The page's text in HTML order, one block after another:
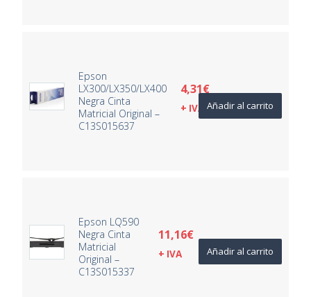
Epson
LX300/LX350/LX400
Negra Cinta
Matricial Original –
C13S015637
4,31€
+ IVA Añadir al carrito
Epson LQ590
Negra Cinta
Matricial
Original –
C13S015337
11,16€
+ IVA Añadir al carrito